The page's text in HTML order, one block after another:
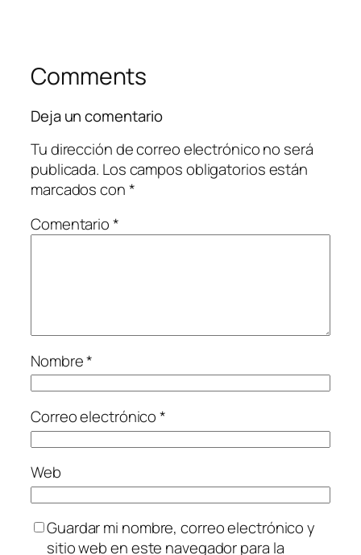
Comments
Deja un comentario
Tu dirección de correo electrónico no será
publicada. Los campos obligatorios están
marcados con*
Comentario*
Nombre*
Correo electrónico*
Web
Guardar mi nombre, correo electrónico y
sitio web en este navegador para la